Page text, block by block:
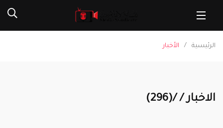
الرئيسية الأخبار
الاخبار / /(296)